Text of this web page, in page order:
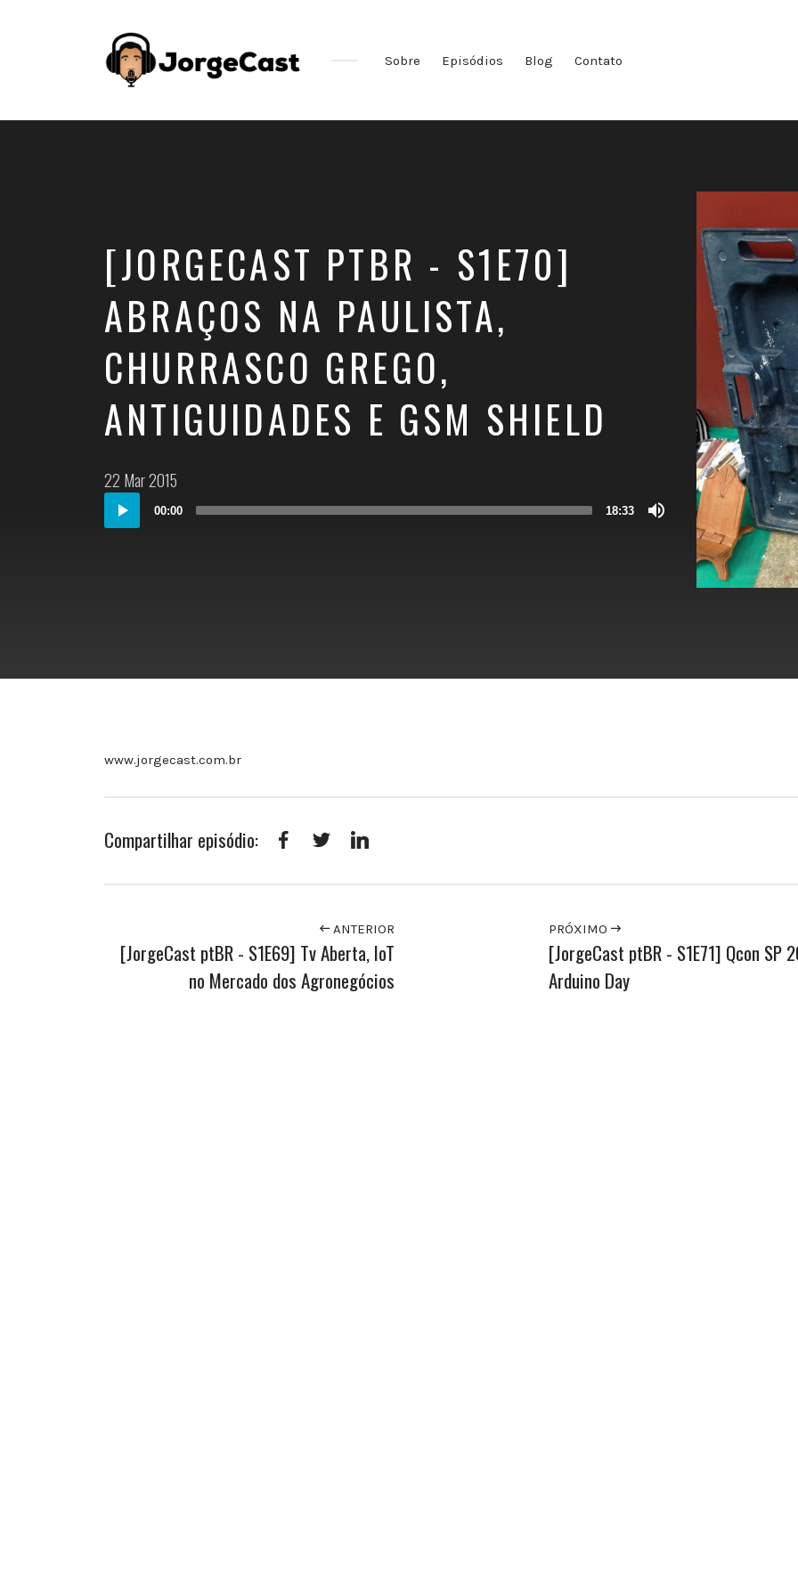
Sobre Episódios Blog Contato
[JORGECAST PTBR - S1E70]
ABRAÇOS NA PAULISTA,
CHURRASCO GREGO,
ANTIGUIDADES E GSM SHIELD
Postado
em:
22 Mar 2015
Audio
Player
00:00 18:33
www.jorgecast.com.br
Compartilhar episódio: FacebookTwitterLinkedIn
ANTERIOR
[JorgeCast ptBR - S1E69] Tv Aberta, IoT
no Mercado dos Agronegócios
PRÓXIMO
[JorgeCast ptBR - S1E71] Qcon SP
Arduino Day